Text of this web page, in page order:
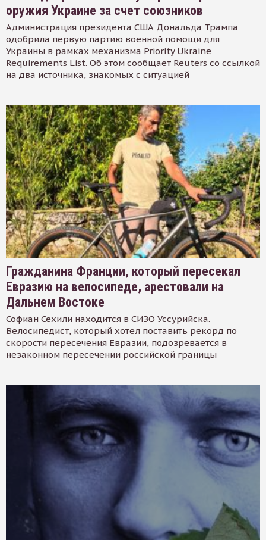
оружия Украине за счет союзников
Администрация президента США Дональда Трампа
одобрила первую партию военной помощи для
Украины в рамках механизма Priority Ukraine
Requirements List. Об этом сообщает Reuters со ссылкой
на два источника, знакомых с ситуацией
Гражданина Франции, который пересекал
Евразию на велосипеде, арестовали на
Дальнем Востоке
Софиан Сехили находится в СИЗО Уссурийска.
Велосипедист, который хотел поставить рекорд по
скорости пересечения Евразии, подозревается в
незаконном пересечении российской границы